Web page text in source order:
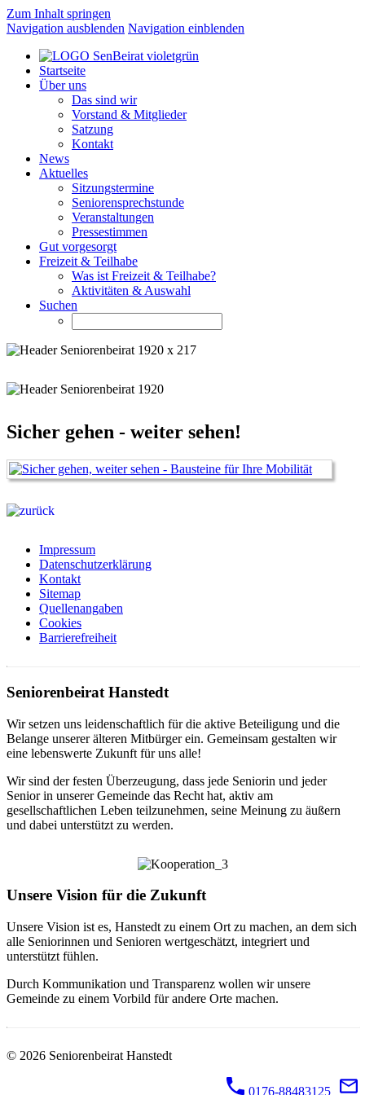
Zum Inhalt springen
Navigation ausblenden Navigation einblenden
Startseite
Über uns
Das sind wir
Vorstand & Mitglieder
Satzung
Kontakt
News
Aktuelles
Sitzungstermine
Seniorensprechstunde
Veranstaltungen
Pressestimmen
Gut vorgesorgt
Freizeit & Teilhabe
Was ist Freizeit & Teilhabe?
Aktivitäten & Auswahl
Suchen
Sicher gehen - weiter sehen!
Impressum
Datenschutzerklärung
Kontakt
Sitemap
Quellenangaben
Cookies
Barrierefreiheit
Seniorenbeirat Hanstedt
Wir setzen uns leidenschaftlich für die aktive Beteiligung und die
Belange unserer älteren Mitbürger ein. Gemeinsam gestalten wir
eine lebenswerte Zukunft für uns alle!
Wir sind der festen Überzeugung, dass jede Seniorin und jeder
Senior in unserer Gemeinde das Recht hat, aktiv am
gesellschaftlichen Leben teilzunehmen, seine Meinung zu äußern
und dabei unterstützt zu werden.
Unsere Vision für die Zukunft
Unsere Vision ist es, Hanstedt zu einem Ort zu machen, an dem sich
alle Seniorinnen und Senioren wertgeschätzt, integriert und
unterstützt fühlen.
Durch Kommunikation und Transparenz wollen wir unsere
Gemeinde zu einem Vorbild für andere Orte machen.
© 2026 Seniorenbeirat Hanstedt
0176-88483125